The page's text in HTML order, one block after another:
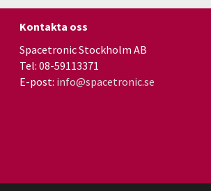
Kontakta oss
Spacetronic Stockholm AB
Tel: 08-59113371
E-post: info@spacetronic.se